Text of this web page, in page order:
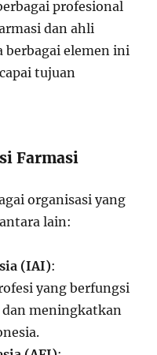
profesional
dan ahli
berbagai elemen ini
tujuan
Farmasi
organisasi yang
lain:
(IAI):
yang berfungsi
meningkatkan